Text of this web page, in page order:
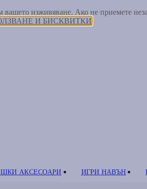
изживяване. Ако не приемете
И БИСКВИТКИ
АКСЕСОАРИ ИГРИ НАВЪН